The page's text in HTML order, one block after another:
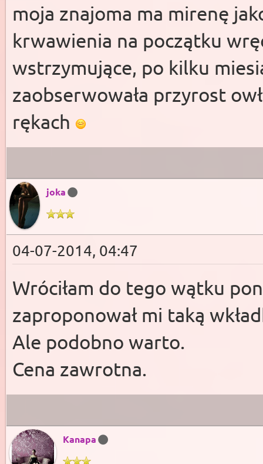
moja znajoma ma mirenę
krwawienia na początku
wstrzymujące, po kilku
zaobserwowała przyrost
rękach
joka
04-07-2014, 04:47
Wróciłam do tego wątku
zaproponował mi taką
Ale podobno warto.
Cena zawrotna.
Kanapa